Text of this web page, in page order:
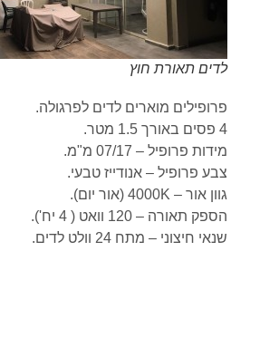
לדים תאורת חוץ
פרופילים מוארים לדים לפרגולה.
4 פסים באורך 1.5 מטר.
מידות פרופיל – 07/17 מ"מ.
צבע פרופיל – אנודייז טבעי.
גוון אור – 4000K (אור יום).
הספק תאורה – 120 וואט ( 4 יח').
שנאי חיצוני – מתח 24 וולט לדים.